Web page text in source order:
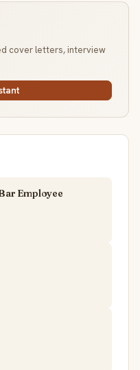
cover letters, interview
Employee